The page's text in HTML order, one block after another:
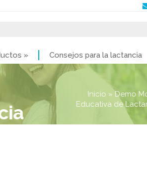
» Consejos para la lactancia
Inicio » Demo
Educativa de